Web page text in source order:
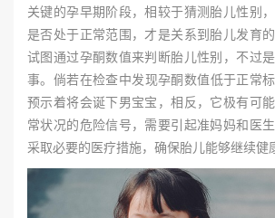
关键的孕早期阶段，相较于猜测胎儿性别
是否处于正常范围，才是关系到胎儿发育的
试图通过孕酮数值来判断胎儿性别，不过
事。倘若在检查中发现孕酮数值低于正常
预示着将会诞下男宝宝，相反，它极有可
常状况的危险信号，需要引起准妈妈和医
采取必要的医疗措施，确保胎儿能够继续健